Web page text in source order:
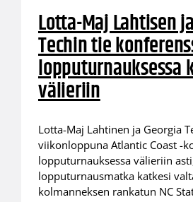
Lotta-Maj Lahtisen
Techin tie
lopputurnauksessa
välieriin
Lotta-Maj Lahtinen ja Georgia
viikonloppuna Atlantic Coast -
lopputurnauksessa välieriin
lopputurnausmatka katkesi
kolmanneksen rankatun NC